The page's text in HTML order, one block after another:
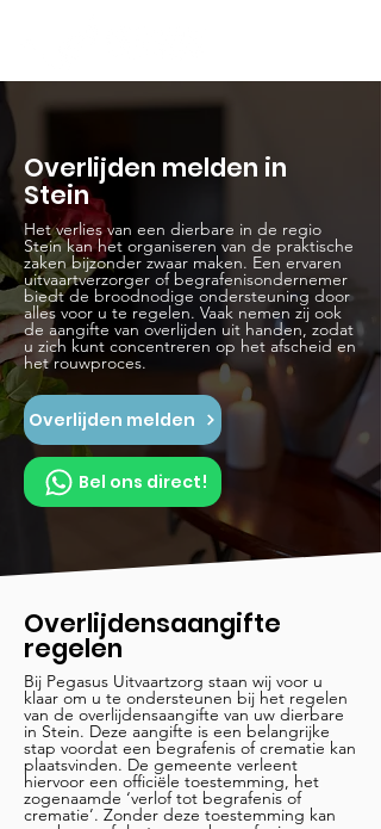
Overlijden melden in
Stein
Het verlies van een dierbare in de regio
Stein kan het organiseren van de praktische
zaken bijzonder zwaar maken. Een ervaren
uitvaartverzorger of begrafenisondernemer
biedt de broodnodige ondersteuning door
alles voor u te regelen. Vaak nemen zij ook
de aangifte van overlijden uit handen, zodat
u zich kunt concentreren op het afscheid en
het rouwproces.
Overlijden melden
Bel ons direct!
Overlijdensaangifte
regelen
Bij Pegasus Uitvaartzorg staan wij voor u
klaar om u te ondersteunen bij het regelen
van de overlijdensaangifte van uw dierbare
in Stein. Deze aangifte is een belangrijke
stap voordat een begrafenis of crematie kan
plaatsvinden. De gemeente verleent
hiervoor een officiële toestemming, het
zogenaamde ‘verlof tot begrafenis of
crematie’. Zonder deze toestemming kan